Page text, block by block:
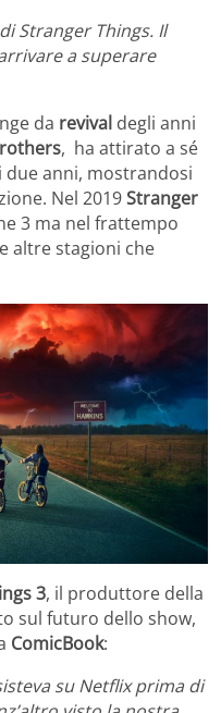
Stranger Things. Il
a superare
da revival degli anni
, ha attirato a sé
anni, mostrandosi
Nel 2019Stranger
3 ma nel frattempo
altre stagioni che
3, il produttore della
sul futuro dello show,
ComicBook:
su Netflix prima di